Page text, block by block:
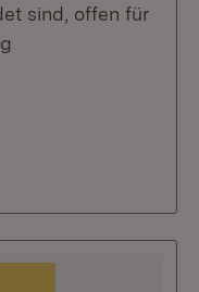
sind, offen für